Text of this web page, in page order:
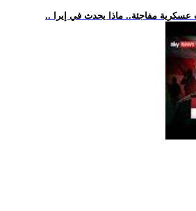
عسكرية مفاجئة.. ماذا يحدث في إيرا